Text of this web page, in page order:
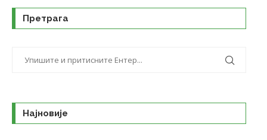
Претрага
Најновије